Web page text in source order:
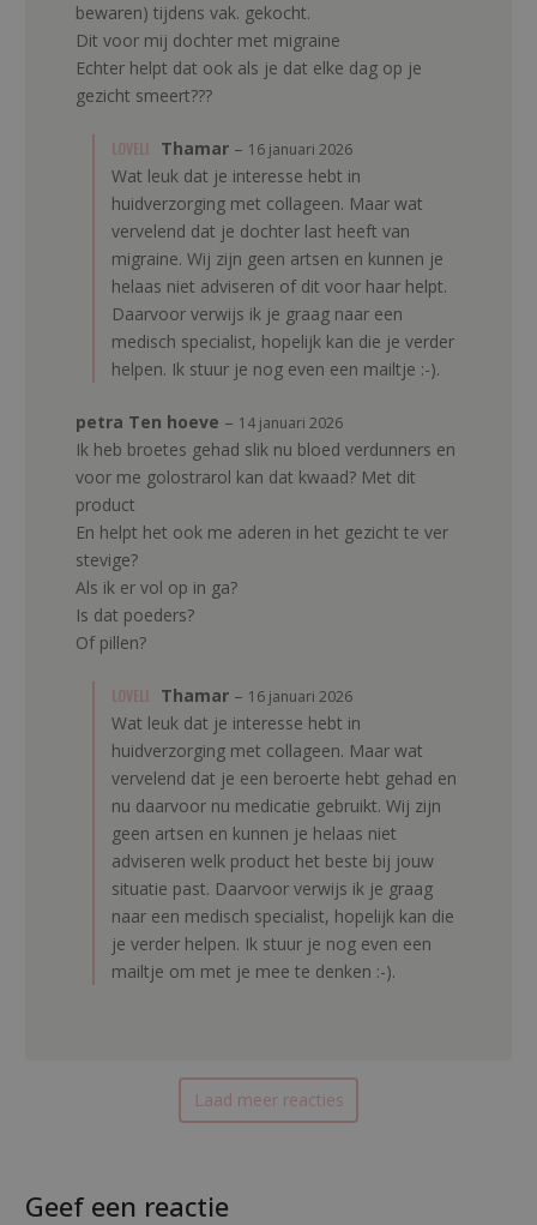
bewaren) tijdens vak. gekocht.
Dit voor mij dochter met migraine
Echter helpt dat ook als je dat elke dag op je
gezicht smeert???
LOVELI Thamar – 16 januari 2026
Wat leuk dat je interesse hebt in
huidverzorging met collageen. Maar wat
vervelend dat je dochter last heeft van
migraine. Wij zijn geen artsen en kunnen je
helaas niet adviseren of dit voor haar helpt.
Daarvoor verwijs ik je graag naar een
medisch specialist, hopelijk kan die je verder
helpen. Ik stuur je nog even een mailtje :-).
petra Ten hoeve – 14 januari 2026
Ik heb broetes gehad slik nu bloed verdunners en
voor me golostrarol kan dat kwaad? Met dit
product
En helpt het ook me aderen in het gezicht te ver
stevige?
Als ik er vol op in ga?
Is dat poeders?
Of pillen?
LOVELI Thamar – 16 januari 2026
Wat leuk dat je interesse hebt in
huidverzorging met collageen. Maar wat
vervelend dat je een beroerte hebt gehad en
nu daarvoor nu medicatie gebruikt. Wij zijn
geen artsen en kunnen je helaas niet
adviseren welk product het beste bij jouw
situatie past. Daarvoor verwijs ik je graag
naar een medisch specialist, hopelijk kan die
je verder helpen. Ik stuur je nog even een
mailtje om met je mee te denken :-).
Laad meer reacties
Geef een reactie